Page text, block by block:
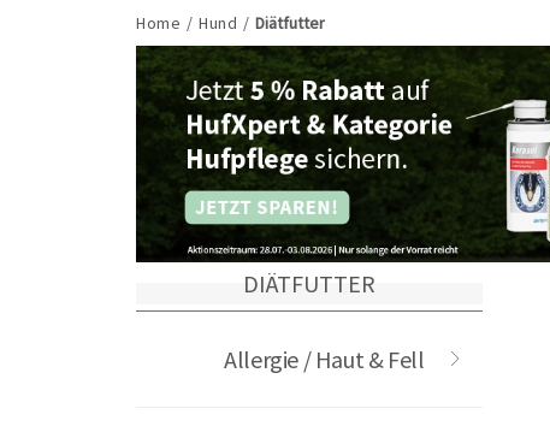
Home / Hund / Diätfutter
DIÄTFUTTER
Allergie / Haut & Fell